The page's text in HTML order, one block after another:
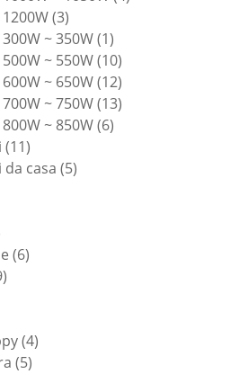
33
prodotti
~ 350W 11
prodotto
~ 550W 1010
prodotti
~ 650W 1212
prodotti
~ 750W 1313
~ 850W 66
1111
prodotti
casa 55
66
59
44
55